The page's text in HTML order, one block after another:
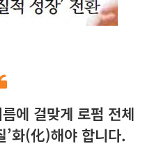
에 걸맞게 로펌 전체
’화(化)해야 합니다.